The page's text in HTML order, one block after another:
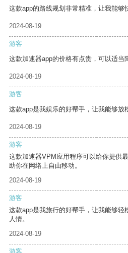
这款app的路线规划非常精准，让我能够
2024-08-19
游客
这款加速器app的价格有点贵，可以适当
2024-08-19
游客
这款app是我娱乐的好帮手，让我能够放
2024-08-19
游客
这款加速器VPM应用程序可以给你提供
助你在网络上自由移动。
2024-08-19
游客
这款app是我旅行的好帮手，让我能够轻
人情。
2024-08-19
游客